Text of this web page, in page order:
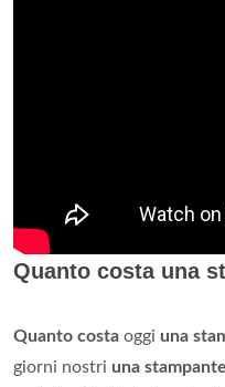
Quanto costa una
Quanto costa oggi una
giorni nostri una stampante